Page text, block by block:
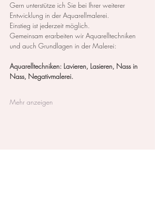
Gern unterstütze ich Sie bei Ihrer weiterer
Entwicklung in der Aquarellmalerei.
Einstieg ist jederzeit möglich.
Gemeinsam erarbeiten wir Aquarelltechniken
und auch Grundlagen in der Malerei:
Aquarelltechniken: Lavieren, Lasieren, Nass in
Nass, Negativmalerei.
Mehr anzeigen